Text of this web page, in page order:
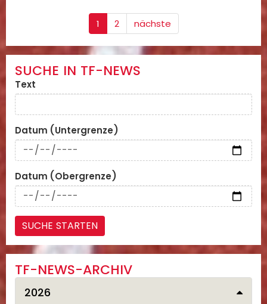
1 2 nächste
SUCHE IN TF-NEWS
Text
Datum (Untergrenze)
Datum (Obergrenze)
TF-NEWS-ARCHIV
2026